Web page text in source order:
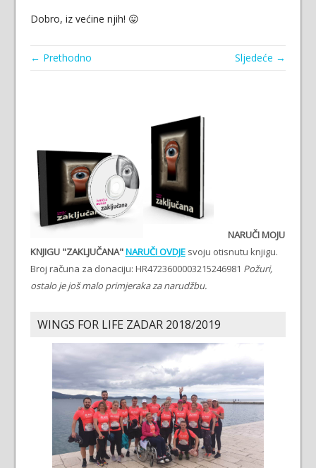
Dobro, iz većine njih! 😛
← Prethodno Sljedeće →
NARUČI MOJU
KNJIGU "ZAKLJUČANA"NARUČI OVDJEsvoju otisnutu knjigu.
Broj računa za donaciju: HR4723600003215246981 Požuri,
ostalo je još malo primjeraka za narudžbu.
WINGS FOR LIFE ZADAR 2018/2019